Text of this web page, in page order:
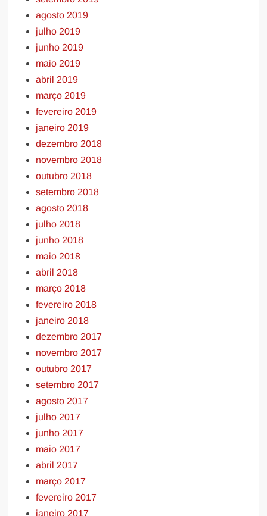
agosto 2019
julho 2019
junho 2019
maio 2019
abril 2019
março 2019
fevereiro 2019
janeiro 2019
dezembro 2018
novembro 2018
outubro 2018
setembro 2018
agosto 2018
julho 2018
junho 2018
maio 2018
abril 2018
março 2018
fevereiro 2018
janeiro 2018
dezembro 2017
novembro 2017
outubro 2017
setembro 2017
agosto 2017
julho 2017
junho 2017
maio 2017
abril 2017
março 2017
fevereiro 2017
janeiro 2017